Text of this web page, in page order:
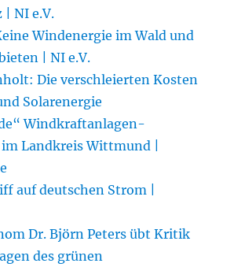
| NI e.V.
Windenergie im Wald und
| NI e.V.
Die verschleierten Kosten
Solarenergie
Windkraftanlagen-
Landkreis Wittmund |
auf deutschen Strom |
Dr. Björn Peters übt Kritik
des grünen